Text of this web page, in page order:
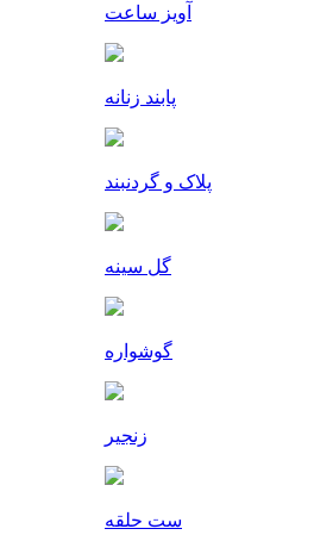
آویز ساعت
پابند زنانه
پلاک و گردنبند
گل سینه
گوشواره
زنجیر
ست حلقه